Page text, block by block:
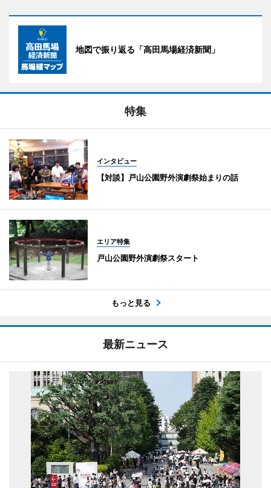
地図で振り返る「高田馬場経済新聞」
特集
インタビュー
【対談】戸山公園野外演劇祭始まりの話
エリア特集
戸山公園野外演劇祭スタート
もっと見る
最新ニュース